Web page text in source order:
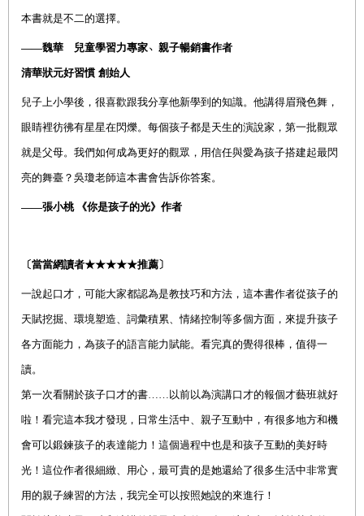
本書就是不二的選擇。
——魏華 兒童學習力專家﹅ 親子暢銷書作者
清華狀元好習慣 創始人
兒子上小學後，很喜歡跟我分享他新學到的知識。他講得眉飛色舞，
眼睛裡彷彿有星星在閃爍。每個孩子都是天生的演說家，第一批觀眾
就是父母。我們如何成為更好的觀眾，用信任與愛為孩子搭建起最閃
亮的舞臺？吳瓊老師這本書會告訴你答案。
——張小桃 《你是孩子的光》作者
〔當當網讀者★★★★★推薦〕
一說起口才，可能大家都認為是教技巧和方法，這本書作者從孩子的
天賦挖掘、環境塑造、詞彙積累、情緒控制等多個方面，來提升孩子
各方面能力，為孩子的語言能力賦能。看完真的覺得很棒，值得一
讀。
第一次看關於孩子口才的書……以前以為演講口才的報個才藝班就好
啦！看完這本我才發現，日常生活中、親子互動中，有很多地方和機
會可以鍛鍊孩子的表達能力！這個過程中也是和孩子互動的美好時
光！這位作者很細緻、用心，最可貴的是她還給了很多生活中非常實
用的親子練習的方法，我完全可以按照她說的來進行！